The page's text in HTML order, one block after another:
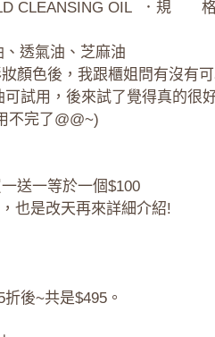
CLEANSING OIL ．規
透氣油、芝麻油
顏色後，我跟櫃姐問有沒有
可試用，後來試了覺得真的很
不完了@@~)
送一等於一個$100
也是改天再來詳細介紹!
後~共是$495。